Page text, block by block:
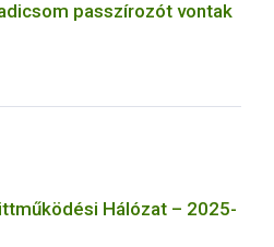
passzírozót vontak
Hálózat – 2025-